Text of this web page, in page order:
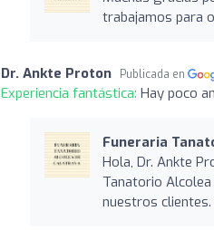
trabajamos para
Dr. Ankte Proton Publicada en
Experiencia fantástica: Hay poco
Funeraria
Hola, Dr. Ankte
Tanatorio
nuestros clientes.